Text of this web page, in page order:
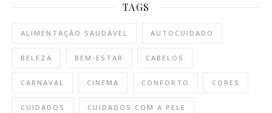
TAGS
ALIMENTAÇÃO SAUDÁVEL AUTOCUIDADO
BELEZA BEM-ESTAR CABELOS
CARNAVAL CINEMA CONFORTO CORES
CUIDADOS CUIDADOS COM A PELE